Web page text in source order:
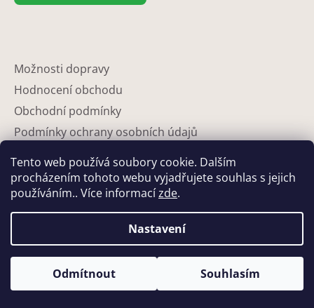
Tento web používá soubory cookie. Dalším
procházením tohoto webu vyjadřujete souhlas s jejich
používáním.. Více informacízde.
Nastavení
Odmítnout Souhlasím
Možnosti dopravy
Hodnocení obchodu
Obchodní podmínky
Podmínky ochrany osobních údajů
Partneři
Kontakty
Copyright 2026Eshop-květináče. Všechna práva vyhrazena.